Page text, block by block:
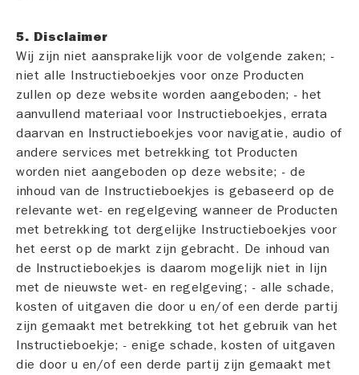
5. Disclaimer
Wij zijn niet aansprakelijk voor de volgende zaken; -
niet alle Instructieboekjes voor onze Producten
zullen op deze website worden aangeboden; - het
aanvullend materiaal voor Instructieboekjes, errata
daarvan en Instructieboekjes voor navigatie, audio of
andere services met betrekking tot Producten
worden niet aangeboden op deze website; - de
inhoud van de Instructieboekjes is gebaseerd op de
relevante wet- en regelgeving wanneer de Producten
met betrekking tot dergelijke Instructieboekjes voor
het eerst op de markt zijn gebracht. De inhoud van
de Instructieboekjes is daarom mogelijk niet in lijn
met de nieuwste wet- en regelgeving; - alle schade,
kosten of uitgaven die door u en/of een derde partij
zijn gemaakt met betrekking tot het gebruik van het
Instructieboekje; - enige schade, kosten of uitgaven
die door u en/of een derde partij zijn gemaakt met